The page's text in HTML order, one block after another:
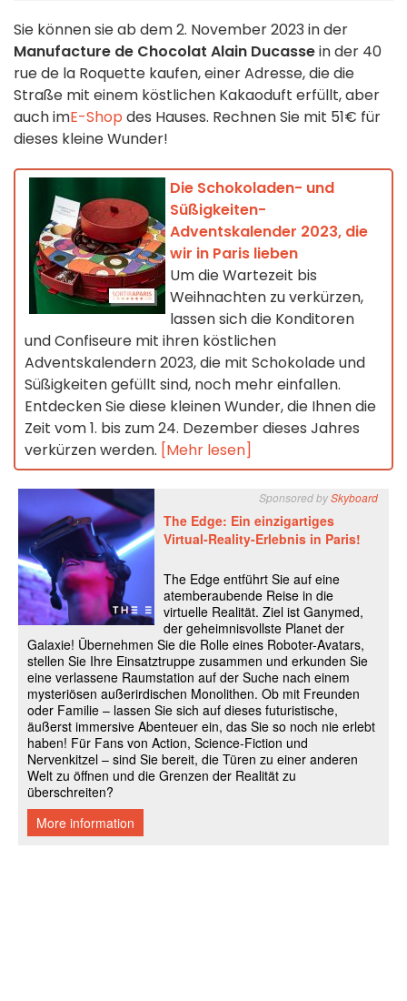
Sie können sie ab dem 2. November 2023 in der
Manufacture de Chocolat Alain Ducassein der 40
rue de la Roquette kaufen, einer Adresse, die die
Straße mit einem köstlichen Kakaoduft erfüllt, aber
auch imE-Shop des Hauses. Rechnen Sie mit 51€ für
dieses kleine Wunder!
Die Schokoladen- und
Süßigkeiten-
Adventskalender 2023, die
wir in Paris lieben
Um die Wartezeit bis
Weihnachten zu verkürzen,
lassen sich die Konditoren
und Confiseure mit ihren köstlichen
Adventskalendern 2023, die mit Schokolade und
Süßigkeiten gefüllt sind, noch mehr einfallen.
Entdecken Sie diese kleinen Wunder, die Ihnen die
Zeit vom 1. bis zum 24. Dezember dieses Jahres
verkürzen werden. [Mehr lesen]